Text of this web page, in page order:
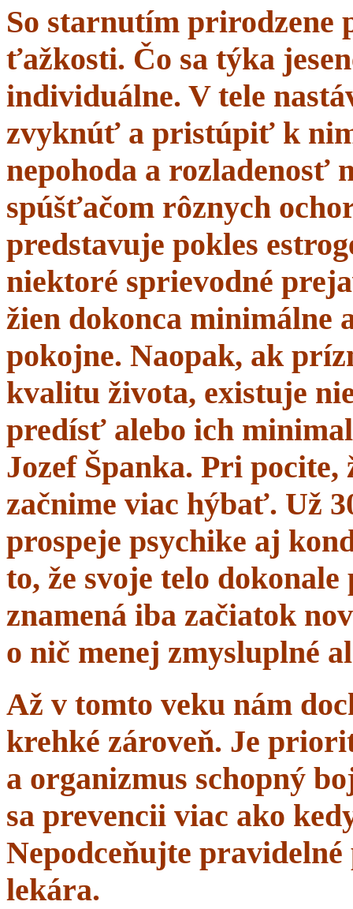
So starnutím prirodzene
ťažkosti. Čo sa týka
individuálne. V tele
zvyknúť a pristúpiť k
nepohoda a
spúšťačom rôznych
predstavuje pokles
niektoré sprievodné
žien dokonca minimálne
pokojne. Naopak, ak
kvalitu života, existuje
predísť alebo ich
Jozef Španka. Pri
začnime viac hýbať. Už
prospeje psychike aj
to, že svoje telo dokonale
znamená iba začiatok
o nič menej zmysluplné
Až v tomto veku nám
krehké zároveň. Je
a organizmus schopný
sa prevencii viac ako
Nepodceňujte
lekára.